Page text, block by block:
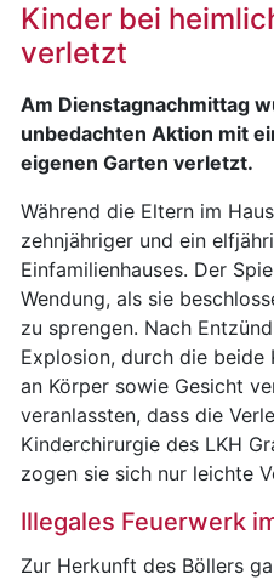
Kinder bei
verletzt
Am Dienstagnachmittag
unbedachten Aktion mit
eigenen Garten verletzt.
Während die Eltern im
zehnjähriger und ein
Einfamilienhauses. Der
Wendung, als sie
zu sprengen. Nach
Explosion, durch die
an Körper sowie Gesicht
veranlassten, dass die
Kinderchirurgie des LKH
zogen sie sich nur leichte
Illegales Feuerwerk
Zur Herkunft des Böllers